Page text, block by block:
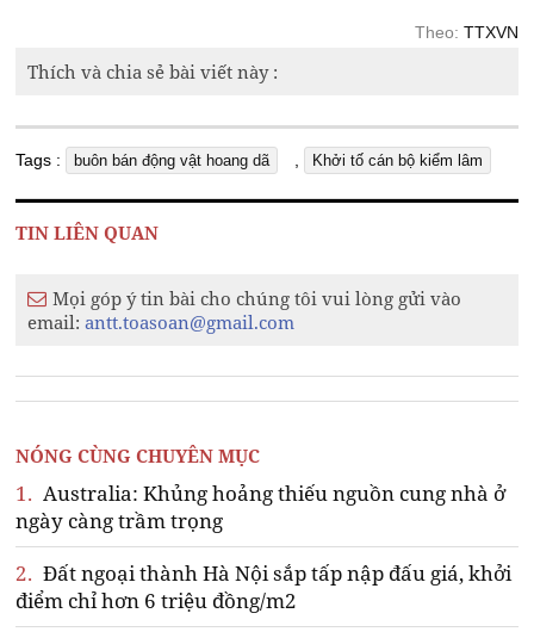
Theo: TTXVN
Thích và chia sẻ bài viết này :
Tags : buôn bán động vật hoang dã Khởi tố cán bộ kiểm lâm
TIN LIÊN QUAN
Mọi góp ý tin bài cho chúng tôi vui lòng gửi vào
email:antt.toasoan@gmail.com
NÓNG CÙNG CHUYÊN MỤC
1. Australia: Khủng hoảng thiếu nguồn cung nhà ở
ngày càng trầm trọng
2. Đất ngoại thành Hà Nội sắp tấp nập đấu giá, khởi
điểm chỉ hơn 6 triệu đồng/m2